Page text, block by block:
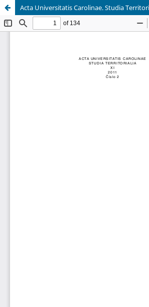
Acta Universitatis Carolinae. Studia